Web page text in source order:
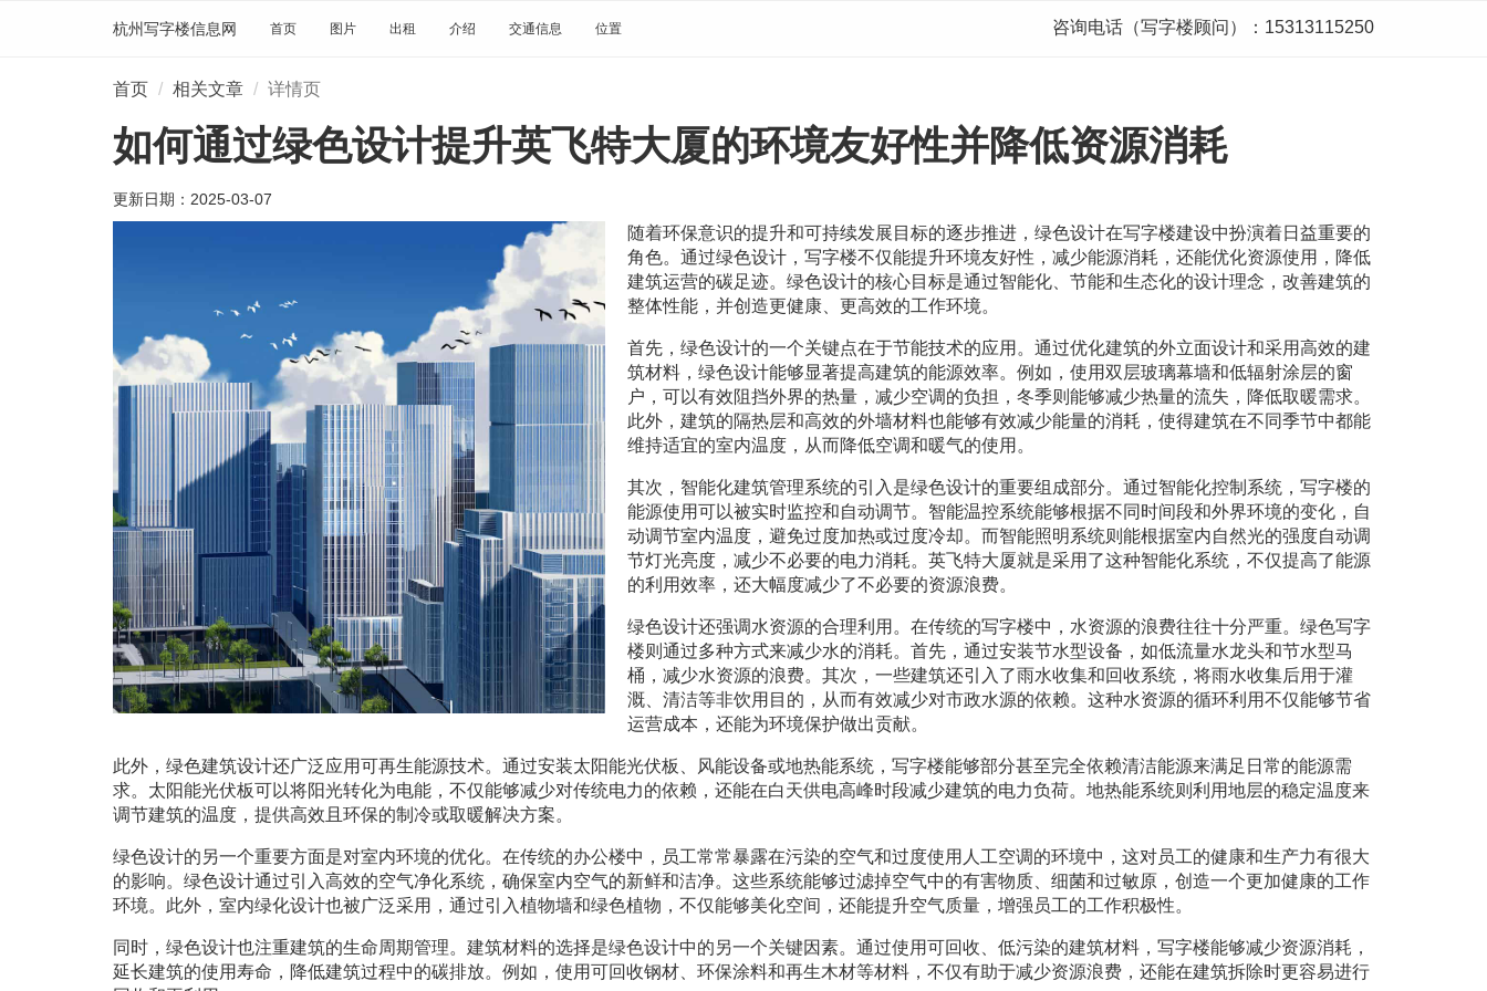
杭州写字楼信息网 首页 图片 出租 介绍 交通信息 位置 咨询电话（写字楼顾问）：15313115250
首页 相关文章 详情页
如何通过绿色设计提升英飞特大厦的环境友好性并降低资源消耗
更新日期： 2025-03-07
随着环保意识的提升和可持续发展目标的逐步推进，绿色设计在写字楼建设中扮演着日益重要的
角色。通过绿色设计，写字楼不仅能提升环境友好性，减少能源消耗，还能优化资源使用，降低
建筑运营的碳足迹。绿色设计的核心目标是通过智能化、节能和生态化的设计理念，改善建筑的
整体性能，并创造更健康、更高效的工作环境。
首先，绿色设计的一个关键点在于节能技术的应用。通过优化建筑的外立面设计和采用高效的建
筑材料，绿色设计能够显著提高建筑的能源效率。例如，使用双层玻璃幕墙和低辐射涂层的窗
户，可以有效阻挡外界的热量，减少空调的负担，冬季则能够减少热量的流失，降低取暖需求。
此外，建筑的隔热层和高效的外墙材料也能够有效减少能量的消耗，使得建筑在不同季节中都能
维持适宜的室内温度，从而降低空调和暖气的使用。
其次，智能化建筑管理系统的引入是绿色设计的重要组成部分。通过智能化控制系统，写字楼的
能源使用可以被实时监控和自动调节。智能温控系统能够根据不同时间段和外界环境的变化，自
动调节室内温度，避免过度加热或过度冷却。而智能照明系统则能根据室内自然光的强度自动调
节灯光亮度，减少不必要的电力消耗。英飞特大厦就是采用了这种智能化系统，不仅提高了能源
的利用效率，还大幅度减少了不必要的资源浪费。
绿色设计还强调水资源的合理利用。在传统的写字楼中，水资源的浪费往往十分严重。绿色写字
楼则通过多种方式来减少水的消耗。首先，通过安装节水型设备，如低流量水龙头和节水型马
桶，减少水资源的浪费。其次，一些建筑还引入了雨水收集和回收系统，将雨水收集后用于灌
溉、清洁等非饮用目的，从而有效减少对市政水源的依赖。这种水资源的循环利用不仅能够节省
运营成本，还能为环境保护做出贡献。
此外，绿色建筑设计还广泛应用可再生能源技术。通过安装太阳能光伏板、风能设备或地热能系统，写字楼能够部分甚至完全依赖清洁能源来满足日常的能源需
求。太阳能光伏板可以将阳光转化为电能，不仅能够减少对传统电力的依赖，还能在白天供电高峰时段减少建筑的电力负荷。地热能系统则利用地层的稳定温度来
调节建筑的温度，提供高效且环保的制冷或取暖解决方案。
绿色设计的另一个重要方面是对室内环境的优化。在传统的办公楼中，员工常常暴露在污染的空气和过度使用人工空调的环境中，这对员工的健康和生产力有很大
的影响。绿色设计通过引入高效的空气净化系统，确保室内空气的新鲜和洁净。这些系统能够过滤掉空气中的有害物质、细菌和过敏原，创造一个更加健康的工作
环境。此外，室内绿化设计也被广泛采用，通过引入植物墙和绿色植物，不仅能够美化空间，还能提升空气质量，增强员工的工作积极性。
同时，绿色设计也注重建筑的生命周期管理。建筑材料的选择是绿色设计中的另一个关键因素。通过使用可回收、低污染的建筑材料，写字楼能够减少资源消耗，
延长建筑的使用寿命，降低建筑过程中的碳排放。例如，使用可回收钢材、环保涂料和再生木材等材料，不仅有助于减少资源浪费，还能在建筑拆除时更容易进行